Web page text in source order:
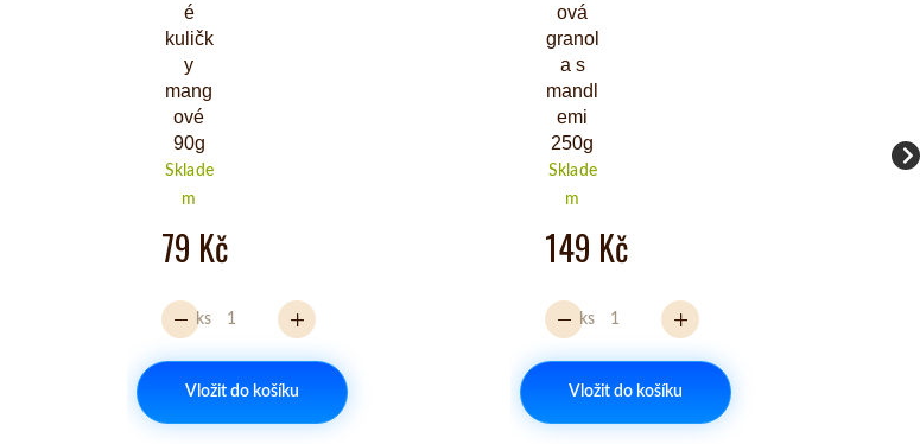
é
kuličk
y
mang
ové
90g
Sklade
m
79 Kč
ks
Vložit do košíku
ová
granol
a s
mandl
emi
250g
Sklade
m
149 Kč
ks
Vložit do košíku